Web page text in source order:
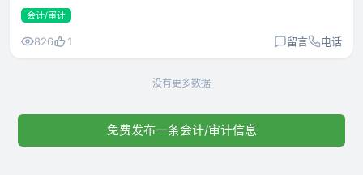
会计/审计
826 1 留言 电话
没有更多数据
免费发布一条会计/审计信息